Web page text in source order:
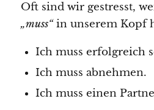
Oft sind wir gestresst,
„muss“in unserem Kopf
Ich muss erfolgreich
Ich muss abnehmen.
Ich muss einen